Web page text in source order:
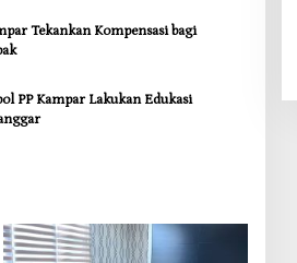
Tekankan Kompensasi bagi
PP Kampar Lakukan Edukasi